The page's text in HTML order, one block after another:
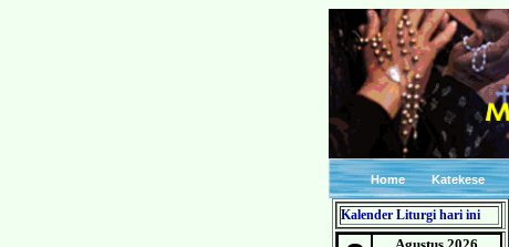
Home Katekese
Kalender Liturgi hari ini